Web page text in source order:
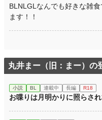
累計ポイント 118,658 pt (27,513
BLNLGLなんでも好きな雑
ます！！
丸井まー（旧：まー）の
小説 BL 連載中 長編 R18
お喋りは月明かりに照らさ